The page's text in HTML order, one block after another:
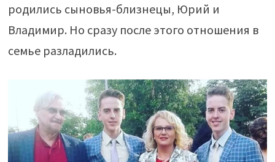
родились сыновья-близнецы, Юрий и
Владимир. Но сразу после этого отношения в
семье разладились.